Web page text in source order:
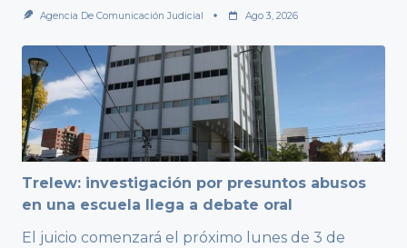
Agencia De Comunicación Judicial Ago 3, 2026
Trelew: investigación por presuntos abusos
en una escuela llega a debate oral
El juicio comenzará el próximo lunes de 3 de